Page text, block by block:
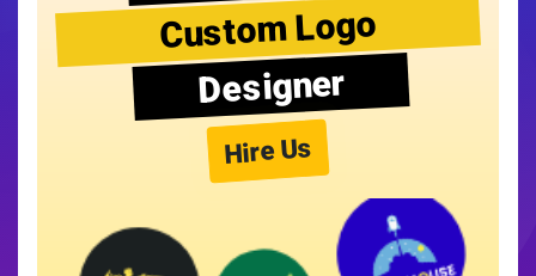
Custom Logo
Designer
Hire Us